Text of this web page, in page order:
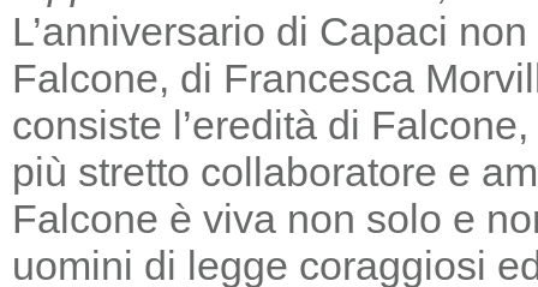
L’anniversario di Capaci
Falcone, di Francesca
consiste l’eredità di
più stretto collaboratore e
Falcone è viva non solo e
uomini di legge coraggiosi